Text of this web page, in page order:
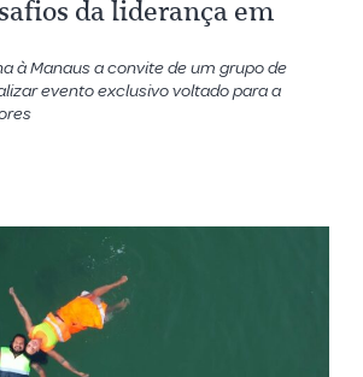
da liderança em
à Manaus a convite de um grupo de
evento exclusivo voltado para a